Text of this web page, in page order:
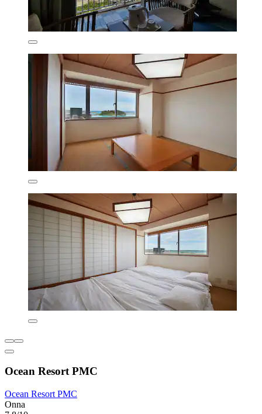
Ocean Resort PMC
Ocean Resort PMC
Onna